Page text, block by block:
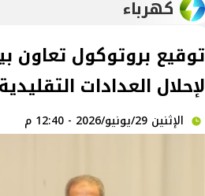
كهرباء
توقيع بروتوكول تعاون
لإحلال العدادات
الإثنين 29/يونيو/2026 - 12:40 م